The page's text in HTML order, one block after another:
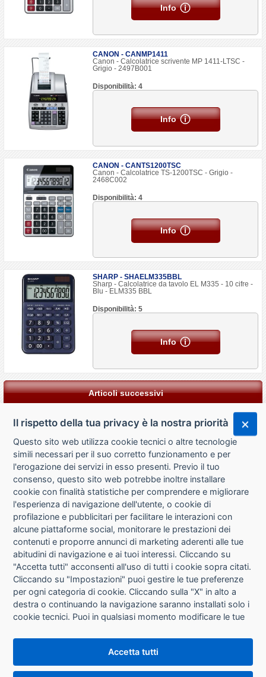
Info
CANON - CANMP1411
Canon - Calcolatrice scrivente MP 1411-LTSC -
Grigio - 2497B001
Disponibilità: 4
Info
CANON - CANTS1200TSC
Canon - Calcolatrice TS-1200TSC - Grigio -
2468C002
Disponibilità: 4
Info
SHARP - SHAELM335BBL
Sharp - Calcolatrice da tavolo EL M335 - 10 cifre -
Blu - ELM335 BBL
Disponibilità: 5
Info
Articoli successivi
CHI SIAMO
CONTATTI
CONDIZIONI DI VENDITA
RICHIESTA RECESSO
PRIVACY
Il rispetto della tua privacy è la nostra priorità
Questo sito web utilizza cookie tecnici o altre tecnologie
simili necessari per il suo corretto funzionamento e per
l'erogazione dei servizi in esso presenti. Previo il tuo
consenso, questo sito web potrebbe inoltre installare
cookie con finalità statistiche per comprendere e migliorare
l'esperienza di navigazione dell'utente, o cookie di
profilazione e pubblicitari per facilitare le interazioni con
alcune piattaforme social, monitorare le prestazioni dei
contenuti e proporre annunci di marketing aderenti alle tue
abitudini di navigazione e ai tuoi interessi. Cliccando su
"Accetta tutti" acconsenti all'uso di tutti i cookie sopra citati.
Cliccando su "Impostazioni" puoi gestire le tue preferenze
per ogni categoria di cookie. Cliccando sulla "X" in alto a
destra o continuando la navigazione saranno installati solo i
cookie tecnici. Puoi in qualsiasi momento modificare le tue
che si trova in fondo alle pagine del sito. Per maggiori
informazioni consulta la nostraInformativa sui cookie
Accetta tutti